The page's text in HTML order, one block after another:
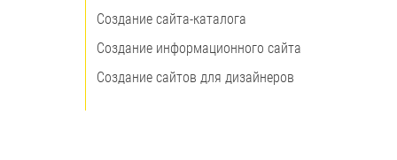
Создание сайта-каталога
Создание информационного сайта
Создание сайтов для дизайнеров